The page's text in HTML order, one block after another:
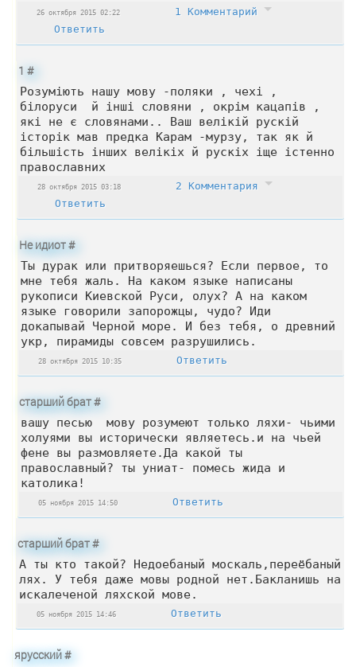
26 октября 2015 02:22
1 Комментарий
Ответить
1 #
Розуміють нашу мову -поляки , чехі ,
білоруси й інші словяни , окрім кацапів ,
які не є словянами.. Ваш велікій рускій
історік мав предка Карам -мурзу, так як й
більшість інших велікіх й рускіх іще істенно
православних
28 октября 2015 03:18
2 Комментария
Ответить
Не идиот#
Ты дурак или притворяешься? Если первое, то
мне тебя жаль. На каком языке написаны
рукописи Киевской Руси, олух? А на каком
языке говорили запорожцы, чудо? Иди
докапывай Черной море. И без тебя, о древний
укр, пирамиды совсем разрушились.
28 октября 2015 10:35 Ответить
старший брат#
вашу песью мову розумеют только ляхи- чьими
холуями вы исторически являетесь.и на чьей
фене вы размовляете.Да какой ты
православный? ты униат- помесь жида и
католика!
05 ноября 2015 14:50 Ответить
старший брат#
А ты кто такой? Недоебаный москаль,переёбаный
лях. У тебя даже мовы родной нет.Бакланишь на
искалеченой ляхской мове.
05 ноября 2015 14:46 Ответить
ярусский#